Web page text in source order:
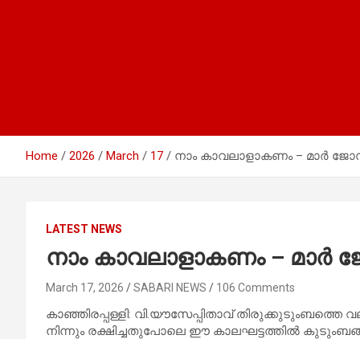
Home 2026 March 17 നാം കാവലാളാകണം – മാര്‍
LATEST NEWS
നാം കാവലാളാകണം – മാര്‍
March 17, 2026 SABARI NEWS 106 Comments
കാഞ്ഞിരപ്പള്ളി: വി.യൗസേപ്പിതാവ് തിരുക്കുടുംബത്തെ
നിന്നും രക്ഷിച്ചതുപോലെ ഈ കാലഘട്ടത്തില്‍